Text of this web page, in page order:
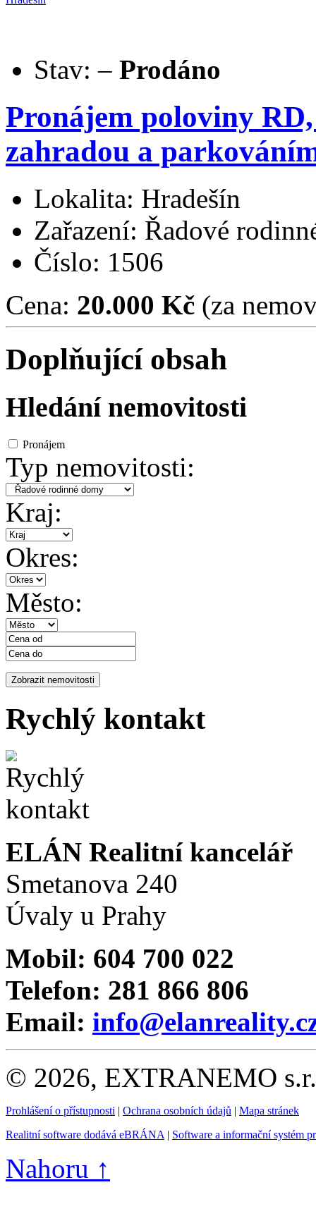
Stav: – Prodáno
Pronájem poloviny
zahradou a
Lokalita: Hradešín
Zařazení: Řadové
Číslo: 1506
Cena: 20.000 Kč (za
Doplňující obsah
Hledání nemovitosti
Pronájem
Typ nemovitosti:
Kraj:
Okres:
Město:
Rychlý kontakt
ELÁN Realitní kancelář
Smetanova 240
Úvaly u Prahy
Mobil: 604 700 022
Telefon: 281 866 806
Email:
© 2026, EXTRANEMO
Prohlášení o přístupnosti | Ochrana osobních údajů | Mapa stránek
Realitní software dodává eBRÁNA | Software a informační systém
Nahoru ↑